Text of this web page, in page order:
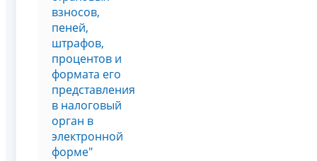
взносов,
пеней,
штрафов,
процентов и
формата его
представления
в налоговый
орган в
электронной
форме"